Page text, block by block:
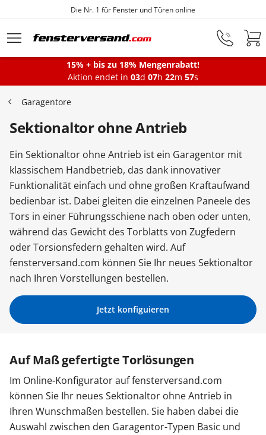
Zum Hauptinhalt springen
Die Nr. 1 für Fenster und Türen online
Montageservice
Fenster
Balkontüren
Terrassentüren
Haustüren
Sonnenschutz
Zäune & Tore
Garagentore
Carports
15% + bis zu 18% Mengenrabatt!
Aktion endet in 03d 07h 22m 57s
Garagentore
Sektionaltor ohne Antrieb
Ein Sektionaltor ohne Antrieb ist ein Garagentor mit
klassischem Handbetrieb, das dank innovativer
Funktionalität einfach und ohne großen Kraftaufwand
bedienbar ist. Dabei gleiten die einzelnen Paneele des
Tors in einer Führungsschiene nach oben oder unten,
während das Gewicht des Torblatts von Zugfedern
oder Torsionsfedern gehalten wird. Auf
fensterversand.com können Sie Ihr neues Sektionaltor
nach Ihren Vorstellungen bestellen.
Jetzt konfiguieren
Auf Maß gefertigte Torlösungen
Im Online-Konfigurator auf fensterversand.com
können Sie Ihr neues Sektionaltor ohne Antrieb in
Ihren Wunschmaßen bestellen. Sie haben dabei die
Auswahl zwischen den Garagentor-Typen Basic und